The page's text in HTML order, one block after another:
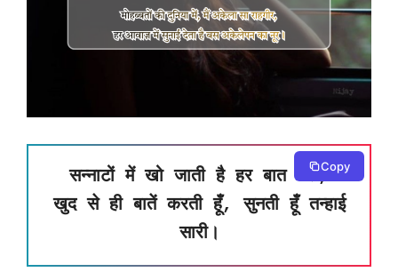
सन्नाटों में खो जाती है हर बात मेरी,
खुद से ही बातें करती हूँ, सुनती हूँ तन्हाई
सारी।
Copy